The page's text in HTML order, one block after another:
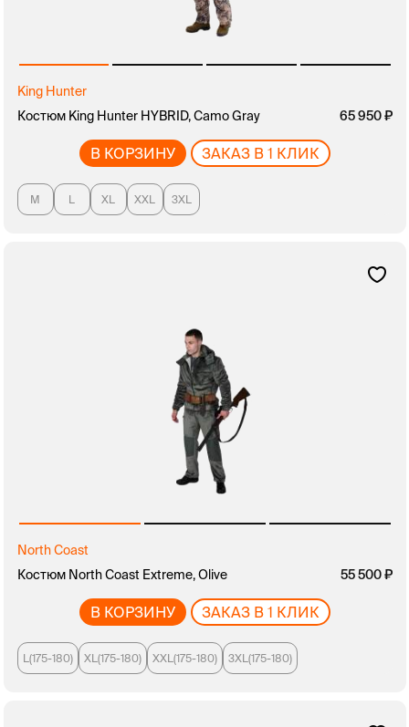
King Hunter
Костюм King Hunter HYBRID, Camo Gray
65 950
В КОРЗИНУ ЗАКАЗ В 1 КЛИК
M L XL XXL 3XL
North Coast
Костюм North Coast Extreme, Olive
55 500
В КОРЗИНУ ЗАКАЗ В 1 КЛИК
L(175-180) XL(175-180) XXL(175-180) 3XL(175-180)